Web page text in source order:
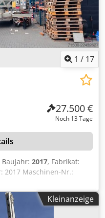
18mm, nähere Daten
diese Beschreibung
dar und kann Fehler
Angaben
1 / 17
27.500 €
Noch 13 Tage
Baujahr: 2017, Fabrikat:
2017 Maschinen-Nr.:
Tragkraft: 1500
• Dieselmotor •
• vollhydraulische
möglich Cedpfx
Kleinanzeige